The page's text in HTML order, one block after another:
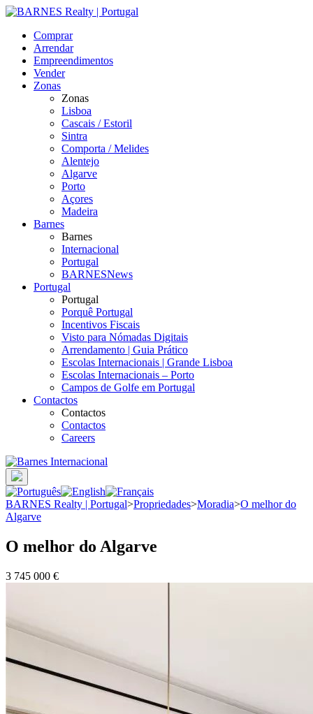
Comprar
Arrendar
Empreendimentos
Vender
Zonas
Zonas
Lisboa
Cascais / Estoril
Sintra
Comporta / Melides
Alentejo
Algarve
Porto
Açores
Madeira
Barnes
Barnes
Internacional
Portugal
BARNESNews
Portugal
Portugal
Porquê Portugal
Incentivos Fiscais
Visto para Nómadas Digitais
Arrendamento | Guia Prático
Escolas Internacionais | Grande Lisboa
Escolas Internacionais – Porto
Campos de Golfe em Portugal
Contactos
Contactos
Contactos
Careers
BARNES Realty | Portugal>Propriedades>Moradia>O melhor do
Algarve
O melhor do Algarve
3 745 000 €